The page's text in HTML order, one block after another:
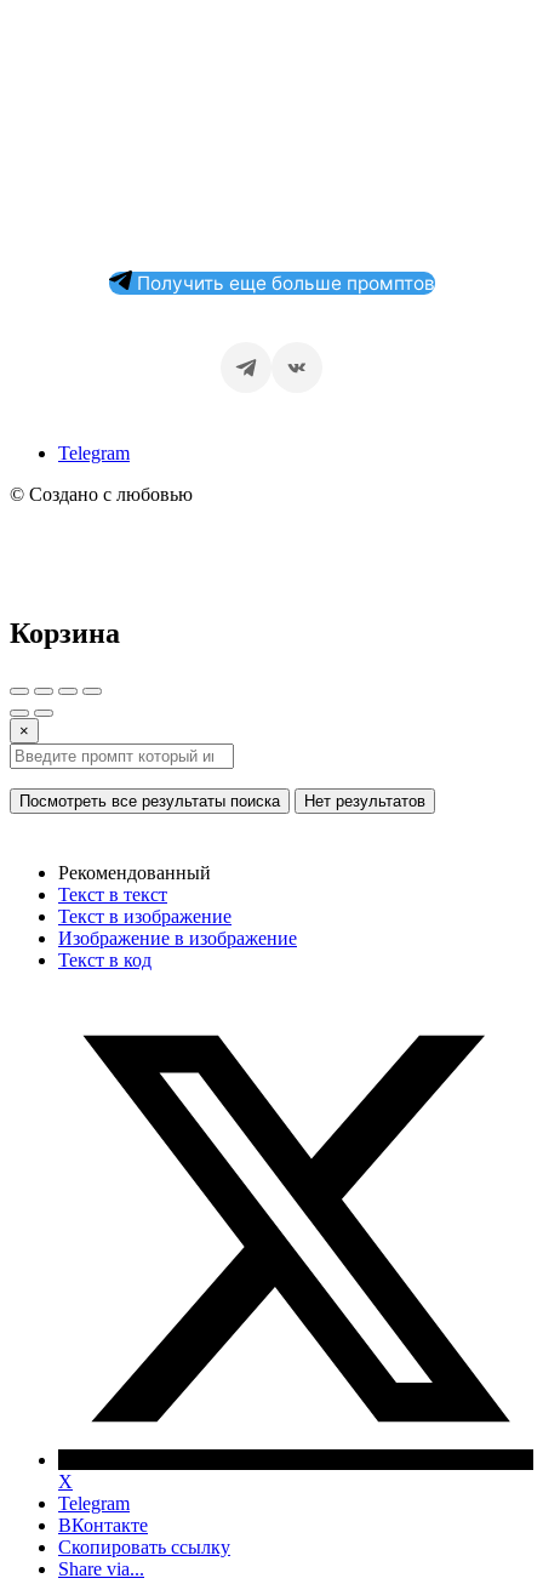
Получить еще больше промптов
Telegram
© Создано с любовью
Корзина
×
Посмотреть все результаты поиска Нет результатов
Рекомендованный
Текст в текст
Текст в изображение
Изображение в изображение
Текст в код
X
Telegram
ВКонтакте
Скопировать ссылку
Share via...